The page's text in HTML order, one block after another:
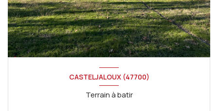
CASTELJALOUX (47700)
Terrain à batir